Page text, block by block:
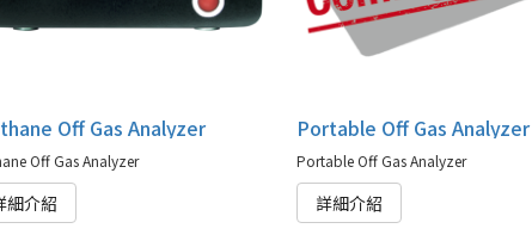
Off Gas Analyzer
Off Gas Analyzer
細介紹
Portable Off Gas Analyzer
Portable Off Gas Analyzer
詳細介紹